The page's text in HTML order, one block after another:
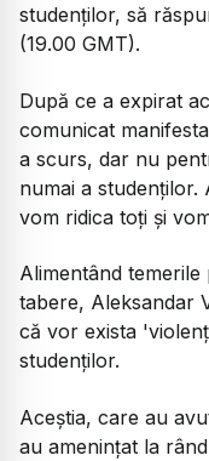
studenților, să
(19.00 GMT).
După ce a expirat
comunicat
a scurs, dar nu
numai a studenților.
vom ridica toți și
Alimentând
tabere, Aleksandar
că vor exista
studenților.
Aceștia, care au
au amenințat la